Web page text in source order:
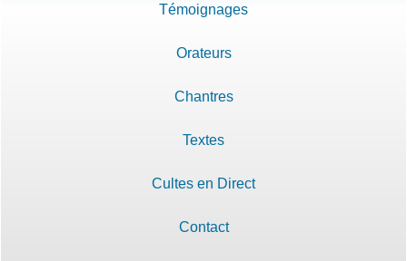
Témoignages
Orateurs
Chantres
Textes
Cultes en Direct
Contact